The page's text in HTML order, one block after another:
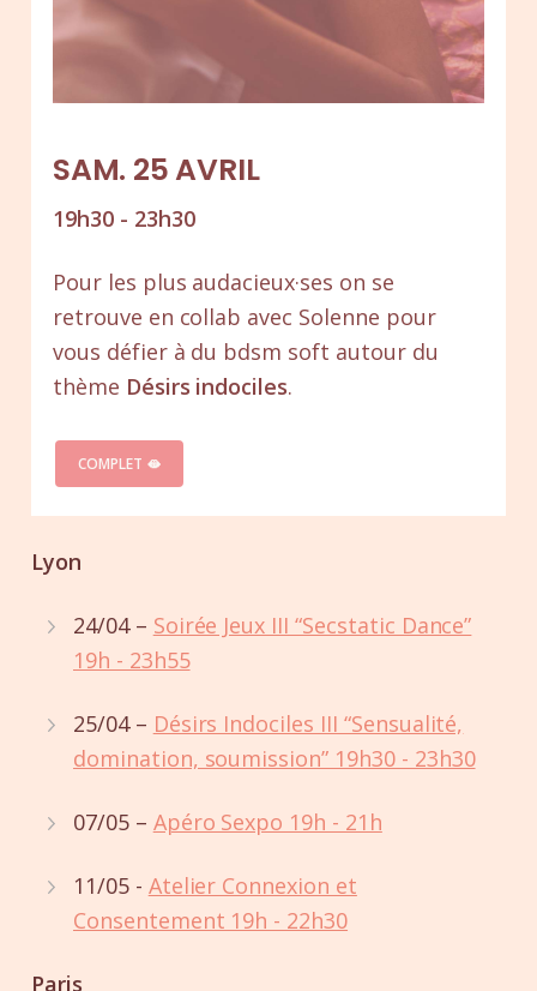
SAM. 25 AVRIL
19h30 - 23h30
Pour les plus audacieux·ses on se
retrouve en collab avec Solenne pour
vous défier à du bdsm soft autour du
thème Désirs indociles.
COMPLET 🫦
Lyon
24/04 – Soirée Jeux III “Secstatic Dance”
19h - 23h55
25/04 – Désirs Indociles III “Sensualité,
domination, soumission” 19h30 - 23h30
07/05 – Apéro Sexpo 19h - 21h
11/05 - Atelier Connexion et
Consentement 19h - 22h30
Paris